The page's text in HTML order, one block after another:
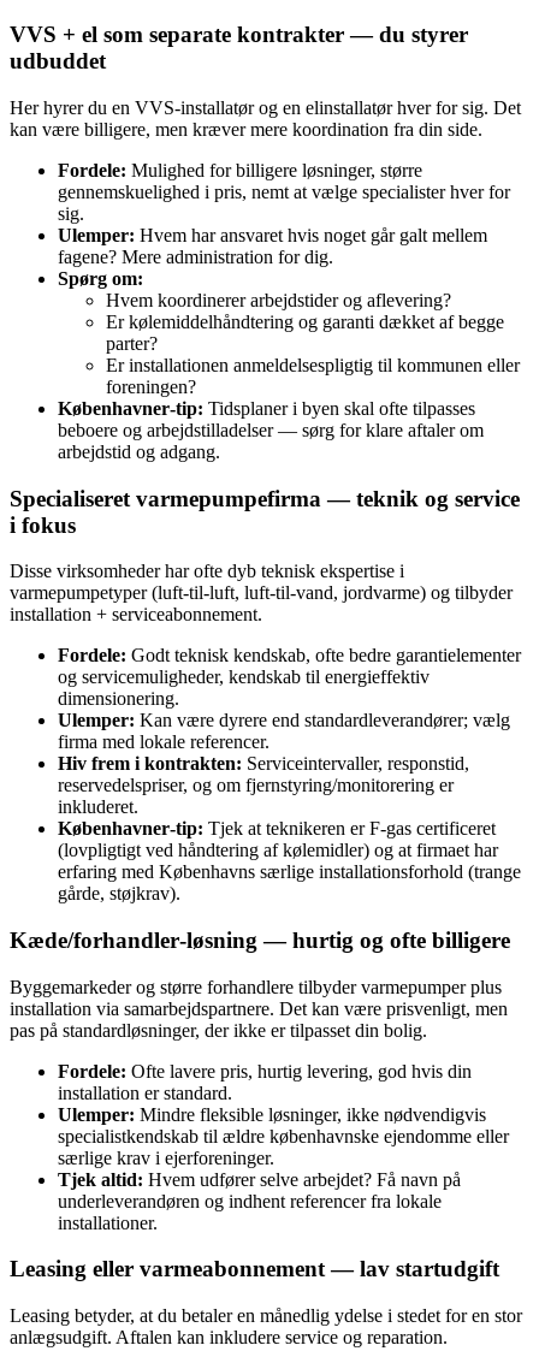
VVS + el som separate kontrakter — du styrer
udbuddet
Her hyrer du en VVS‑installatør og en elinstallatør hver for sig. Det
kan være billigere, men kræver mere koordination fra din side.
Fordele: Mulighed for billigere løsninger, større
gennemskuelighed i pris, nemt at vælge specialister hver for
sig.
Ulemper: Hvem har ansvaret hvis noget går galt mellem
fagene? Mere administration for dig.
Spørg om:
Hvem koordinerer arbejdstider og aflevering?
Er kølemiddelhåndtering og garanti dækket af begge
parter?
Er installationen anmeldelsespligtig til kommunen eller
foreningen?
Københavner‑tip: Tidsplaner i byen skal ofte tilpasses
beboere og arbejdstilladelser — sørg for klare aftaler om
arbejdstid og adgang.
Specialiseret varmepumpefirma — teknik og service
i fokus
Disse virksomheder har ofte dyb teknisk ekspertise i
varmepumpetyper (luft‑til‑luft, luft‑til‑vand, jordvarme) og tilbyder
installation + serviceabonnement.
Fordele: Godt teknisk kendskab, ofte bedre garantielementer
og servicemuligheder, kendskab til energieffektiv
dimensionering.
Ulemper: Kan være dyrere end standardleverandører; vælg
firma med lokale referencer.
Hiv frem i kontrakten: Serviceintervaller, responstid,
reservedelspriser, og om fjernstyring/monitorering er
inkluderet.
Københavner‑tip: Tjek at teknikeren er F‑gas certificeret
(lovpligtigt ved håndtering af kølemidler) og at firmaet har
erfaring med Københavns særlige installationsforhold (trange
gårde, støjkrav).
Kæde/forhandler‑løsning — hurtig og ofte billigere
Byggemarkeder og større forhandlere tilbyder varmepumper plus
installation via samarbejdspartnere. Det kan være prisvenligt, men
pas på standardløsninger, der ikke er tilpasset din bolig.
Fordele: Ofte lavere pris, hurtig levering, god hvis din
installation er standard.
Ulemper: Mindre fleksible løsninger, ikke nødvendigvis
specialistkendskab til ældre københavnske ejendomme eller
særlige krav i ejerforeninger.
Tjek altid: Hvem udfører selve arbejdet? Få navn på
underleverandøren og indhent referencer fra lokale
installationer.
Leasing eller varmeabonnement — lav startudgift
Leasing betyder, at du betaler en månedlig ydelse i stedet for en stor
anlægsudgift. Aftalen kan inkludere service og reparation.